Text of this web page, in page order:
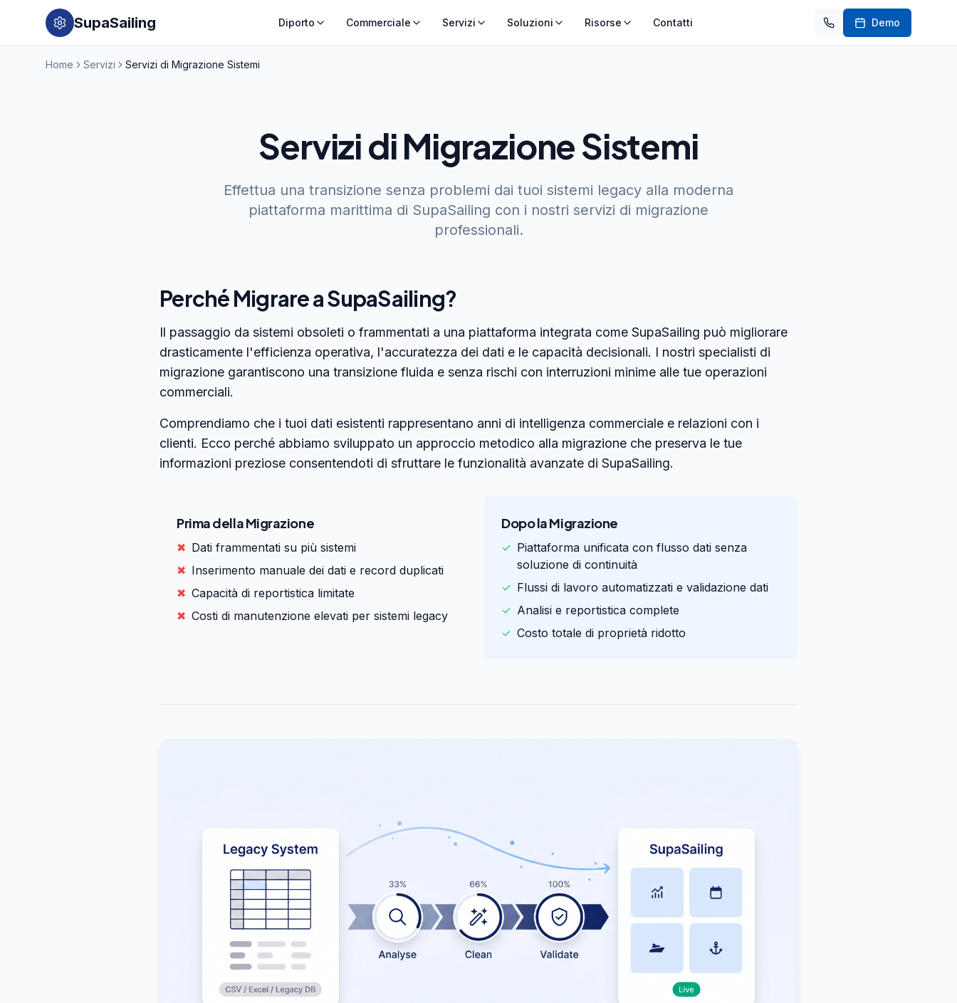
SupaSailing Diporto Commerciale Servizi Soluzioni Risorse Contatti Demo
Home Servizi Servizi di Migrazione Sistemi
Servizi di Migrazione Sistemi
Effettua una transizione senza problemi dai tuoi sistemi legacy alla moderna
piattaforma marittima di SupaSailing con i nostri servizi di migrazione
professionali.
Perché Migrare a SupaSailing?
Il passaggio da sistemi obsoleti o frammentati a una piattaforma integrata come SupaSailing può migliorare
drasticamente l'efficienza operativa, l'accuratezza dei dati e le capacità decisionali. I nostri specialisti di
migrazione garantiscono una transizione fluida e senza rischi con interruzioni minime alle tue operazioni
commerciali.
Comprendiamo che i tuoi dati esistenti rappresentano anni di intelligenza commerciale e relazioni con i
clienti. Ecco perché abbiamo sviluppato un approccio metodico alla migrazione che preserva le tue
informazioni preziose consentendoti di sfruttare le funzionalità avanzate di SupaSailing.
Prima della Migrazione
✖ Dati frammentati su più sistemi
✖ Inserimento manuale dei dati e record duplicati
✖ Capacità di reportistica limitate
✖ Costi di manutenzione elevati per sistemi legacy
Dopo la Migrazione
✓ Piattaforma unificata con flusso dati senza
soluzione di continuità
✓ Flussi di lavoro automatizzati e validazione dati
✓ Analisi e reportistica complete
✓ Costo totale di proprietà ridotto